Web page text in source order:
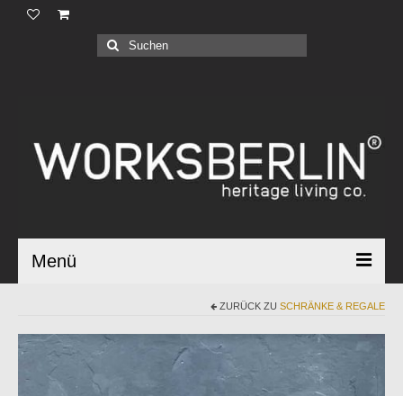
Suchen
nach:
Menü
Blog |
ZURÜCK ZU SCHRÄNKE & REGALE